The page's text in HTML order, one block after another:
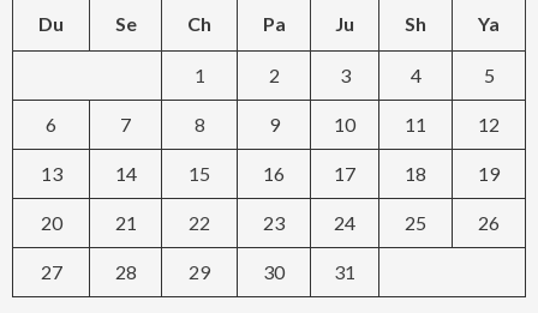
Du Se Ch Pa Ju Sh Ya
1 2 3 4 5
6 7 8 9 10 11 12
13 14 15 16 17 18 19
20 21 22 23 24 25 26
27 28 29 30 31